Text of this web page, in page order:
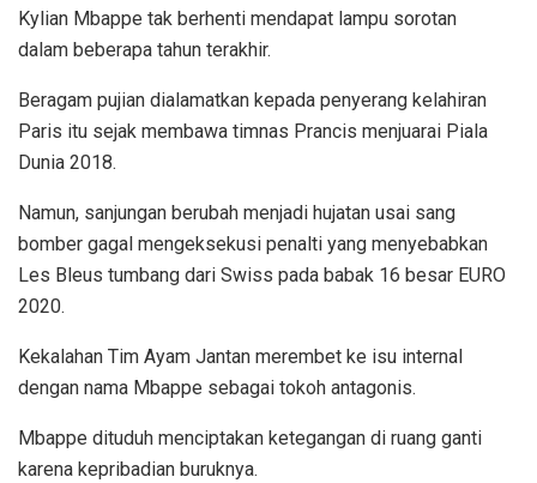
Kylian Mbappe tak berhenti mendapat lampu sorotan
dalam beberapa tahun terakhir.
Beragam pujian dialamatkan kepada penyerang kelahiran
Paris itu sejak membawa timnas Prancis menjuarai Piala
Dunia 2018.
Namun, sanjungan berubah menjadi hujatan usai sang
bomber gagal mengeksekusi penalti yang menyebabkan
Les Bleus tumbang dari Swiss pada babak 16 besar EURO
2020.
Kekalahan Tim Ayam Jantan merembet ke isu internal
dengan nama Mbappe sebagai tokoh antagonis.
Mbappe dituduh menciptakan ketegangan di ruang ganti
karena kepribadian buruknya.